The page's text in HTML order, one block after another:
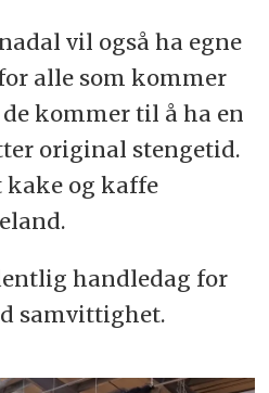
vil også ha egne
alle som kommer
kommer til å ha en
original stengetid.
kake og kaffe
handledag for
samvittighet.